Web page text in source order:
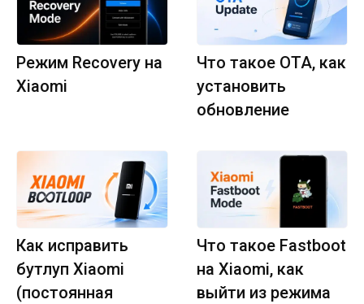
Режим Recovery на
Xiaomi
Что такое OTA, как
установить
обновление
Как исправить
бутлуп Xiaomi
(постоянная
Что такое Fastboot
на Xiaomi, как
выйти из режима